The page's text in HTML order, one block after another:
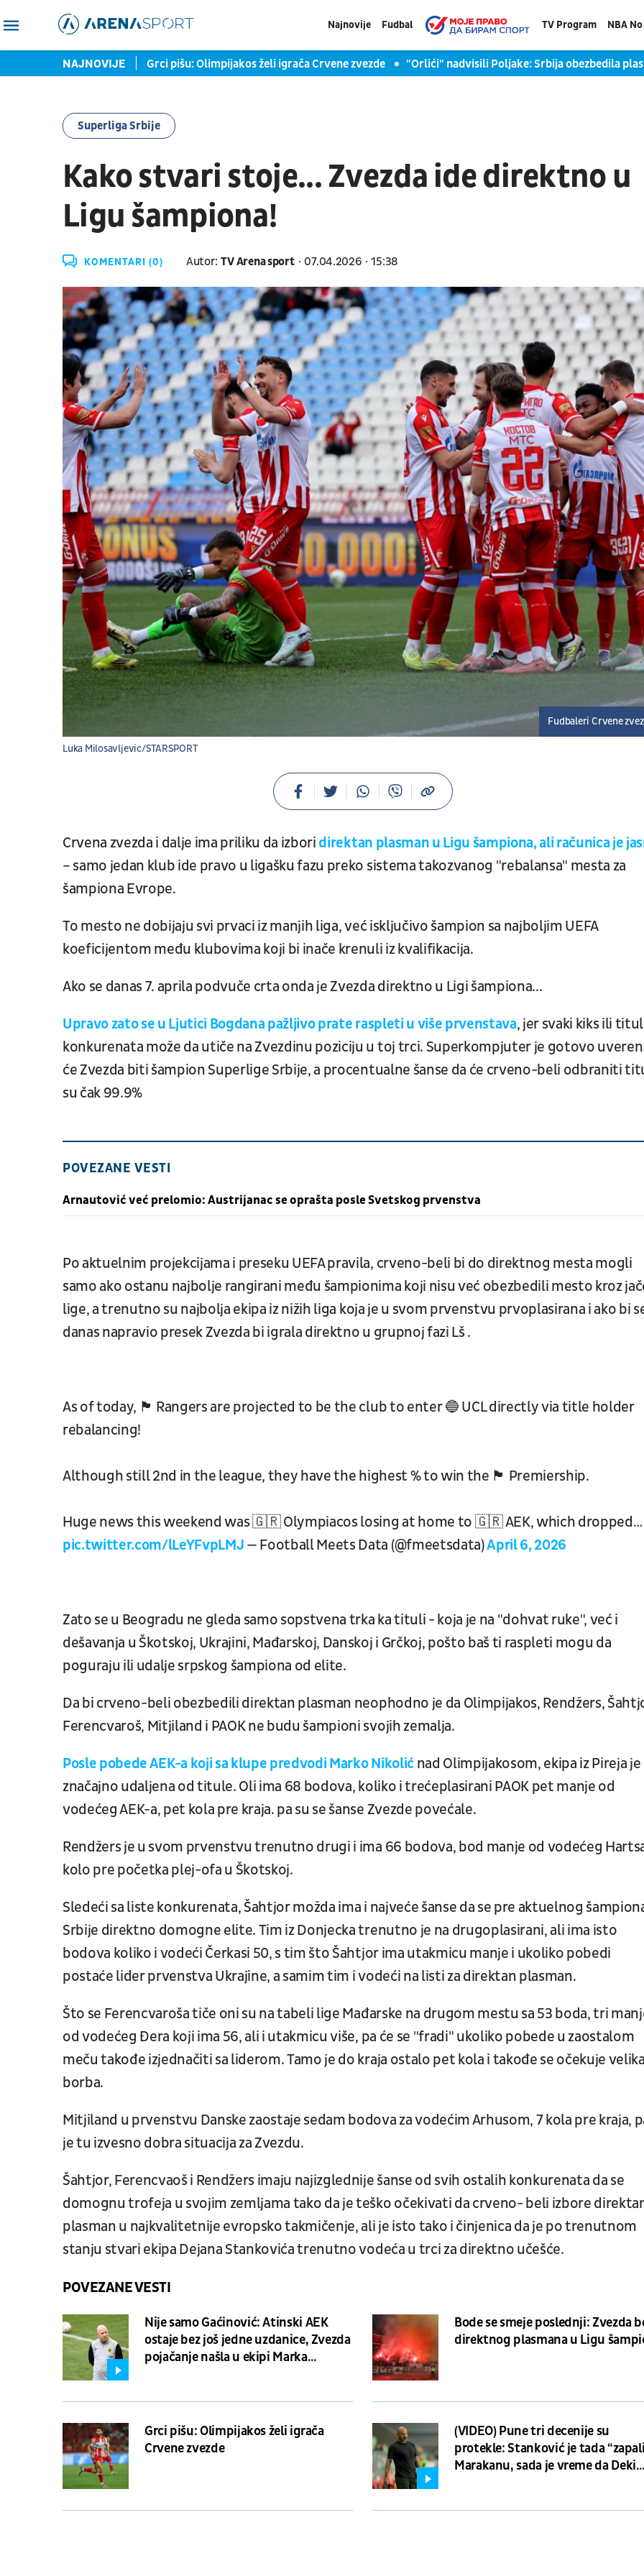
Najnovije Fudbal TV Program NBA
NAJNOVIJE
startuje na pozajmici Grci pišu: Olimpijakos želi igrača Crvene zvezde "Orlići" nadvisili Poljake: Srbija obezbedila
Superliga Srbije
Kako stvari stoje... Zvezda ide direktno u
Ligu šampiona!
KOMENTARI (0) Autor: TV Arena sport 07.04.2026 15:38
Luka Milosavljevic/STARSPORT
Fudbaleri Crvene
Crvena zvezda i dalje ima priliku da izbori direktan plasman u Ligu šampiona, ali računica je
– samo jedan klub ide pravo u ligašku fazu preko sistema takozvanog "rebalansa" mesta za
šampiona Evrope.
To mesto ne dobijaju svi prvaci iz manjih liga, već isključivo šampion sa najboljim UEFA
koeficijentom među klubovima koji bi inače krenuli iz kvalifikacija.
Ako se danas 7. aprila podvuče crta onda je Zvezda direktno u Ligi šampiona...
Upravo zato se u Ljutici Bogdana pažljivo prate raspleti u više prvenstava, jer svaki kiks ili
konkurenata može da utiče na Zvezdinu poziciju u toj trci. Superkompjuter je gotovo uveren
će Zvezda biti šampion Superlige Srbije, a procentualne šanse da će crveno-beli odbraniti
su čak 99.9%
POVEZANE VESTI
Arnautović već prelomio: Austrijanac se oprašta posle Svetskog prvenstva
Po aktuelnim projekcijama i preseku UEFA pravila, crveno-beli bi do direktnog mesta mogli
samo ako ostanu najbolje rangirani među šampionima koji nisu već obezbedili mesto kroz
lige, a trenutno su najbolja ekipa iz nižih liga koja je u svom prvenstvu prvoplasirana i ako bi
danas napravio presek Zvezda bi igrala direktno u grupnoj fazi Lš .
As of today, 🏴󠁧󠁢󠁳󠁣󠁴󠁿 Rangers are projected to be the club to enter 🔵 UCL directly via title holder
rebalancing!
Although still 2nd in the league, they have the highest % to win the 🏴󠁧󠁢󠁳󠁣󠁴󠁿 Premiership.
Huge news this weekend was 🇬🇷 Olympiacos losing at home to 🇬🇷 AEK, which dropped…
pic.twitter.com/lLeYFvpLMJ — Football Meets Data (@fmeetsdata)April 6, 2026
Zato se u Beogradu ne gleda samo sopstvena trka ka tituli - koja je na "dohvat ruke", već i
dešavanja u Škotskoj, Ukrajini, Mađarskoj, Danskoj i Grčkoj, pošto baš ti raspleti mogu da
poguraju ili udalje srpskog šampiona od elite.
Da bi crveno-beli obezbedili direktan plasman neophodno je da Olimpijakos, Rendžers,
Ferencvaroš, Mitjiland i PAOK ne budu šampioni svojih zemalja.
Posle pobede AEK-a koji sa klupe predvodi Marko Nikolić nad Olimpijakosom, ekipa iz Pireja je
značajno udaljena od titule. Oli ima 68 bodova, koliko i trećeplasirani PAOK pet manje od
vodećeg AEK-a, pet kola pre kraja. pa su se šanse Zvezde povećale.
Rendžers je u svom prvenstvu trenutno drugi i ima 66 bodova, bod manje od vodećeg
kolo pre početka plej-ofa u Škotskoj.
Sledeći sa liste konkurenata, Šahtjor možda ima i najveće šanse da se pre aktuelnog
Srbije direktno domogne elite. Tim iz Donjecka trenutno je na drugoplasirani, ali ima isto
bodova koliko i vodeći Čerkasi 50, s tim što Šahtjor ima utakmicu manje i ukoliko pobedi
postaće lider prvenstva Ukrajine, a samim tim i vodeći na listi za direktan plasman.
Što se Ferencvaroša tiče oni su na tabeli lige Mađarske na drugom mestu sa 53 boda, tri
od vodećeg Đera koji ima 56, ali i utakmicu više, pa će se "fradi" ukoliko pobede u zaostalom
meču takođe izjednačiti sa liderom. Tamo je do kraja ostalo pet kola i takođe se očekuje velika
borba.
Mitjiland u prvenstvu Danske zaostaje sedam bodova za vodećim Arhusom, 7 kola pre kraja,
je tu izvesno dobra situacija za Zvezdu.
Šahtjor, Ferencvaoš i Rendžers imaju najizglednije šanse od svih ostalih konkurenata da se
domognu trofeja u svojim zemljama tako da je teško očekivati da crveno- beli izbore
plasman u najkvalitetnije evropsko takmičenje, ali je isto tako i činjenica da je po trenutnom
stanju stvari ekipa Dejana Stankovića trenutno vodeća u trci za direktno učešće.
POVEZANE VESTI
Nije samo Gaćinović: Atinski AEK
ostaje bez još jedne uzdanice, Zvezda
pojačanje našla u ekipi Marka
Bode se smeje poslednji: Zvezda
direktnog plasmana u Ligu
Grci pišu: Olimpijakos želi igrača
Crvene zvezde
(VIDEO) Pune tri decenije su
protekle: Stanković je tada
Marakanu, sada je vreme da Deki